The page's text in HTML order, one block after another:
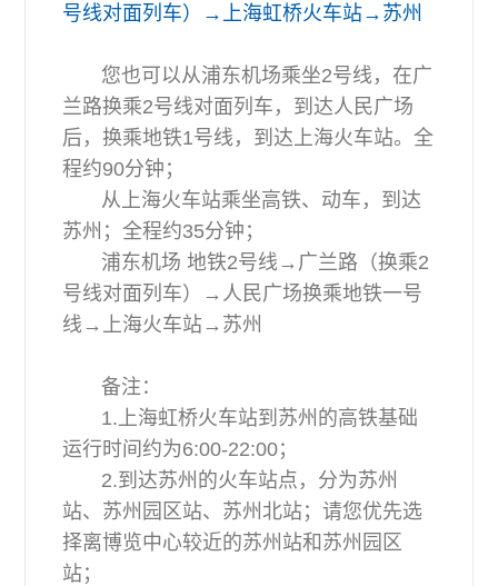
号线对面列车）→上海虹桥火车站→苏州
您也可以从浦东机场乘坐2号线，在广
兰路换乘2号线对面列车，到达人民广场
后，换乘地铁1号线，到达上海火车站。全
程约90分钟；
从上海火车站乘坐高铁、动车，到达
苏州；全程约35分钟；
浦东机场 地铁2号线→广兰路（换乘2
号线对面列车）→人民广场换乘地铁一号
线→上海火车站→苏州
备注：
1.上海虹桥火车站到苏州的高铁基础
运行时间约为6:00-22:00；
2.到达苏州的火车站点，分为苏州
站、苏州园区站、苏州北站；请您优先选
择离博览中心较近的苏州站和苏州园区
站；